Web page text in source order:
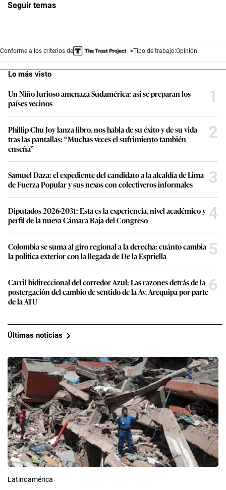
Seguir temas
Conforme a los criterios de Tipo de trabajo:Opinión
Lo más visto
Un Niño furioso amenaza Sudamérica: así se preparan los
países vecinos
1
Phillip Chu Joy lanza libro, nos habla de su éxito y de su vida
tras las pantallas: “Muchas veces el sufrimiento también
enseña”
2
Samuel Daza: el expediente del candidato a la alcaldía de Lima
de Fuerza Popular y sus nexos con colectiveros informales
3
Diputados 2026-2031: Esta es la experiencia, nivel académico y
perfil de la nueva Cámara Baja del Congreso
4
Colombia se suma al giro regional a la derecha: cuánto cambia
la política exterior con la llegada de De la Espriella
5
Carril bidireccional del corredor Azul: Las razones detrás de la
postergación del cambio de sentido de la Av. Arequipa por parte
de la ATU
6
Últimas noticias
Latinoamérica